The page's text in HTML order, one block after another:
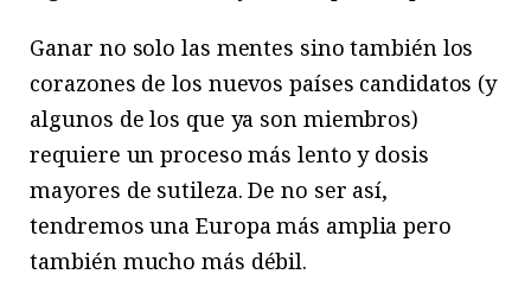
Ganar no solo las mentes sino también los
corazones de los nuevos países candidatos (y
algunos de los que ya son miembros)
requiere un proceso más lento y dosis
mayores de sutileza. De no ser así,
tendremos una Europa más amplia pero
también mucho más débil.